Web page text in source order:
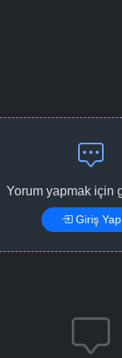
Yorum yapmak için
Giriş Yap